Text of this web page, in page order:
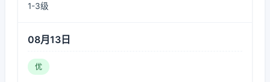
1-3级
08月13日
优